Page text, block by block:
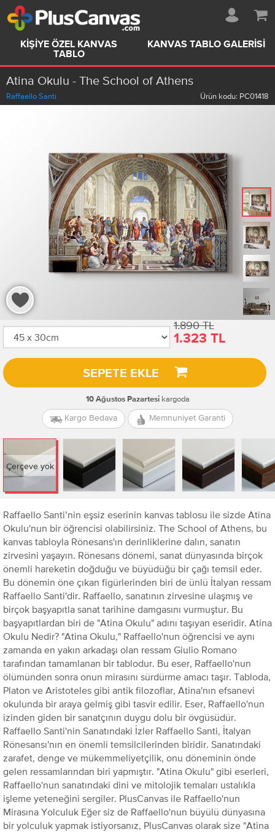
KIŞIYE ÖZEL KANVAS
TABLO
KANVAS TABLO GALERISI
Atina Okulu - The School of Athens
Raffaello Santi Ürün kodu: PC01418
1.890 TL
1.323 TL
SEPETE EKLE
10 Ağustos Pazartesikargoda
Kargo Bedava Memnuniyet Garanti
Çerçeve yok
Raffaello Santi’nin eşsiz eserinin kanvas tablosu ile sizde Atina
Okulu'nun bir öğrencisi olabilirsiniz. The School of Athens, bu
kanvas tabloyla Rönesans'ın derinliklerine dalın, sanatın
zirvesini yaşayın. Rönesans dönemi, sanat dünyasında birçok
önemli hareketin doğduğu ve büyüdüğü bir çağı temsil eder.
Bu dönemin öne çıkan figürlerinden biri de ünlü İtalyan ressam
Raffaello Santi'dir. Raffaello, sanatının zirvesine ulaşmış ve
birçok başyapıtla sanat tarihine damgasını vurmuştur. Bu
başyapıtlardan biri de "Atina Okulu" adını taşıyan eseridir. Atina
Okulu Nedir? "Atina Okulu," Raffaello'nun öğrencisi ve aynı
zamanda en yakın arkadaşı olan ressam Giulio Romano
tarafından tamamlanan bir tablodur. Bu eser, Raffaello'nun
ölümünden sonra onun mirasını sürdürme amacı taşır. Tabloda,
Platon ve Aristoteles gibi antik filozoflar, Atina'nın efsanevi
okulunda bir araya gelmiş gibi tasvir edilir. Eser, Raffaello'nun
izinden giden bir sanatçının duygu dolu bir övgüsüdür.
Raffaello Santi'nin Sanatındaki İzler Raffaello Santi, İtalyan
Rönesansı'nın en önemli temsilcilerinden biridir. Sanatındaki
zarafet, denge ve mükemmeliyetçilik, onu döneminin önde
gelen ressamlarından biri yapmıştır. "Atina Okulu" gibi eserleri,
Raffaello'nun sanatındaki dini ve mitolojik temaları ustalıkla
işleme yeteneğini sergiler. PlusCanvas ile Raffaello'nun
Mirasına Yolculuk Eğer siz de Raffaello'nun büyülü dünyasına
bir yolculuk yapmak istiyorsanız, PlusCanvas olarak size "Atina